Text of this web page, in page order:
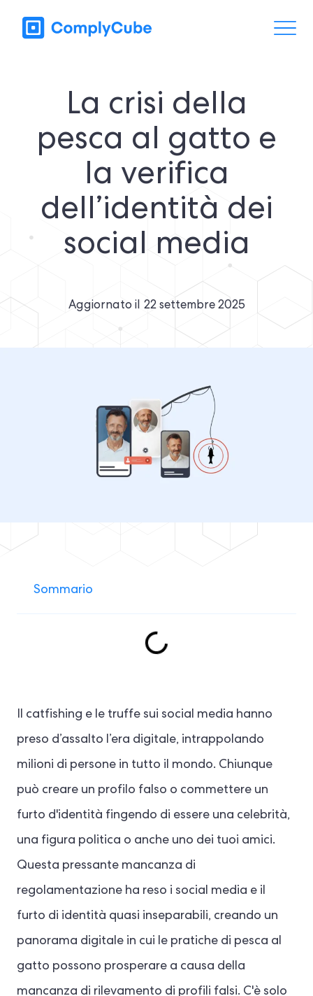
La crisi della
pesca al gatto e
la verifica
dell’identità dei
social media
Aggiornato il 22 settembre 2025
Il catfishing e le truffe sui social media hanno
preso d’assalto l’era digitale, intrappolando
milioni di persone in tutto il mondo. Chiunque
può creare un profilo falso o commettere un
furto d'identità fingendo di essere una celebrità,
una figura politica o anche uno dei tuoi amici.
Questa pressante mancanza di
regolamentazione ha reso i social media e il
furto di identità quasi inseparabili, creando un
panorama digitale in cui le pratiche di pesca al
gatto possono prosperare a causa della
mancanza di rilevamento di profili falsi. C'è solo
Sommario